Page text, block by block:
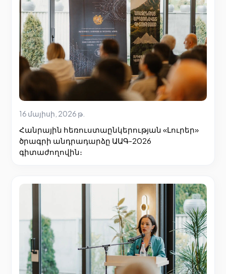
16 մայիսի, 2026 թ.
Հանրային հեռուստաընկերության «Լուրեր»
ծրագրի անդրադարձը ԱԱԳ-2026
գիտաժողովին։